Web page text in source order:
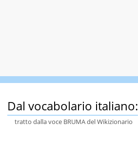
Dal vocabolario italiano:
tratto dalla voce BRUMA del Wikizionario